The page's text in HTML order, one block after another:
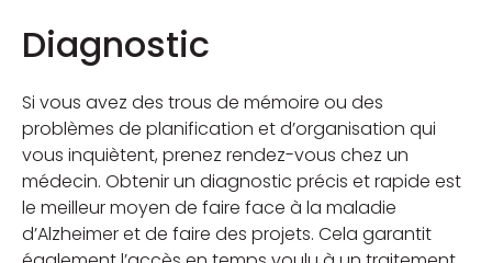
Diagnostic
Si vous avez des trous de mémoire ou des
problèmes de planification et d’organisation qui
vous inquiètent, prenez rendez-vous chez un
médecin. Obtenir un diagnostic précis et rapide est
le meilleur moyen de faire face à la maladie
d’Alzheimer et de faire des projets. Cela garantit